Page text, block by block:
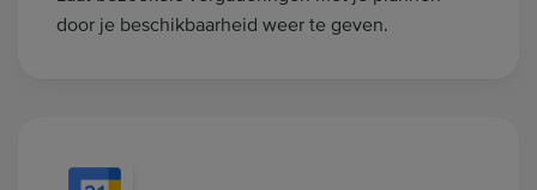
door je beschikbaarheid weer te geven.